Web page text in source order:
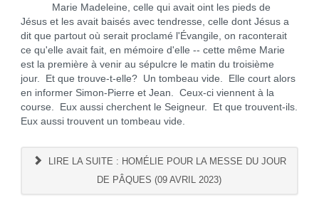
Marie Madeleine, celle qui avait oint les pieds de
Jésus et les avait baisés avec tendresse, celle dont Jésus a
dit que partout où serait proclamé l'Évangile, on raconterait
ce qu'elle avait fait, en mémoire d'elle -- cette même Marie
est la première à venir au sépulcre le matin du troisième
jour. Et que trouve-t-elle? Un tombeau vide. Elle court alors
en informer Simon-Pierre et Jean. Ceux-ci viennent à la
course. Eux aussi cherchent le Seigneur. Et que trouvent-ils.
Eux aussi trouvent un tombeau vide.
LIRE LA SUITE : HOMÉLIE POUR LA MESSE DU JOUR
DE PÂQUES (09 AVRIL 2023)